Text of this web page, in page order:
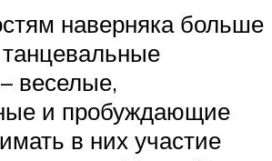
наверняка больше
веселые,
и пробуждающие
в них участие